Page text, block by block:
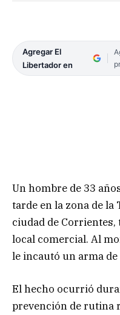
Agregar El
Libertador en
Un hombre de 33
tarde en la zona de
ciudad de
local comercial. Al
le incautó un arma
El hecho ocurrió
prevención de rutina